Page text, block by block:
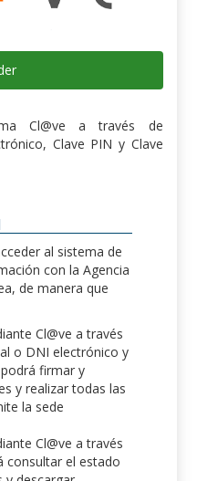
Cl@ve a través de
Clave PIN y Clave
al sistema de
con la Agencia
de manera que
Cl@ve a través
o DNI electrónico y
firmar y
y realizar todas las
la sede
Cl@ve a través
consultar el estado